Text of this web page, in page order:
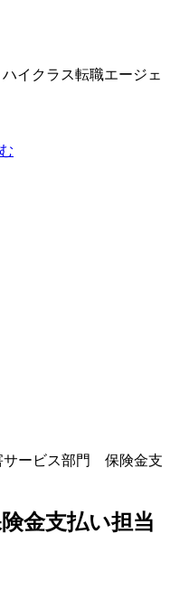
ハイクラス転職エージェ
サービス部門 保険金支
金支払い担当